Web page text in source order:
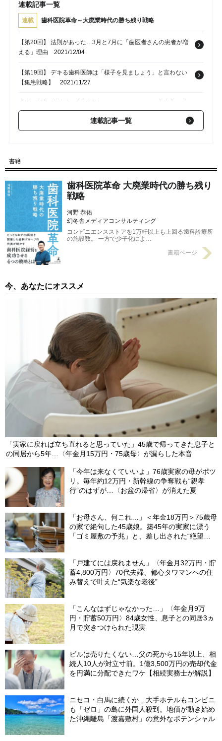
連載記事一覧
連載 歯科医院革命～大廃業時代の勝ち残り戦略
【第20回】 法則があった…3月と7月に「歯医者さんの患者が増
える」理由 2021/12/04
【第19回】 デキる歯科医師は「様子を見ましょう」と言わない
【集患戦略】
2021/11/27
者は激増する2021/11/21
【第17回】 「アポ帳をきれいに書き込む」と患者が増える…そ
【第16回】 クリニック経営者が語る「できる人、できない人」
連載記事一覧
書籍
歯科医院革命 大廃業時代の勝ち残り
戦略
河野 恭佑
幻冬舎メディアコンサルティング
コンビニエンスストアを1万軒以上も上回る歯科診療所
の施設数。 一方で少子化によ…
書籍ページ
今、あなたにオススメ
「実家に戻れば立ち直れると思っていた」45歳で帰ってきた息子と
の同居から5年…〈年金月15万円・75歳母〉が漏らした本音
「今年は来なくていいよ」76歳実家の母がポツ
リ。毎年約12万円・新幹線の争奪戦も“親孝
行”のはずが…〈お盆の帰省〉が消えた夏
「お母さん、何これ…」＜年金18万円＞75歳母
の家で絶句した45歳娘。築45年の実家に漂う
「ゴミ屋敷の予兆」と、差し出された“絶望の
「戸建てには戻れません」〈年金月32万円・貯
蓄4,800万円〉70代夫婦、都心タワマンへの住
み替えで叶えた“気楽な老後”
「こんなはずじゃなかった…」〈年金月9万
円・貯蓄50万円〉84歳女性、息子との同居3ヵ
月で突きつけられた現実
ビルは売りたくない…父の死から15年以上、相
続人10人が対立寸前。1億3,500万円の売却代金
を円満に分配できたワケ【相続実務士が解説】
ニセコ・白馬に続くか…大手ホテルもコンビニ
も「ゼロ」の島に外国人殺到。地価が動き始め
た沖縄離島「渡嘉敷村」の意外なポテンシャル